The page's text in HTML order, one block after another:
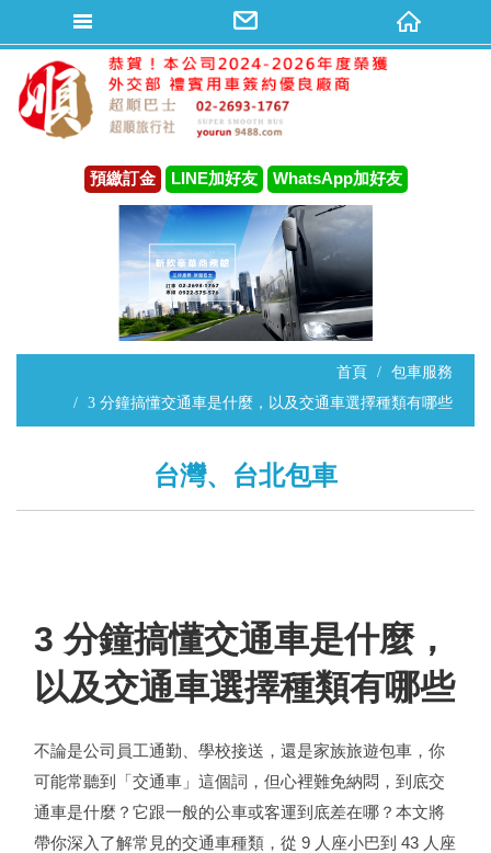
預繳訂金 LINE加好友 WhatsApp加好友
首頁
包車服務
3 分鐘搞懂交通車是什麼，以及交通車選擇種類有哪些
台灣、台北包車
3 分鐘搞懂交通車是什麼，
以及交通車選擇種類有哪些
不論是公司員工通勤、學校接送，還是家族旅遊包車，你
可能常聽到「交通車」這個詞，但心裡難免納悶，到底交
通車是什麼？它跟一般的公車或客運到底差在哪？本文將
帶你深入了解常見的交通車種類，從 9 人座小巴到 43 人座